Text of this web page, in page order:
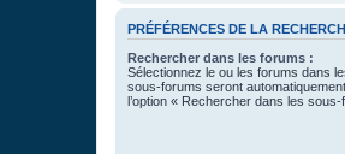
PRÉFÉRENCES DE LA
Rechercher dans les forums :
Sélectionnez le ou les forums dans
sous-forums seront
l’option « Rechercher dans les